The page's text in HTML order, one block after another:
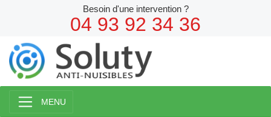
MENU
Besoin d'une intervention ?
04 93 92 34 36